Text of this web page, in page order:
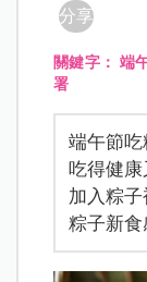
分享
關鍵字： 端
署
端午節
吃得健
加入粽
粽子新食